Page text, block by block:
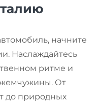
начните
Наслаждайтесь
ритме и
жемчужины. От
до природных